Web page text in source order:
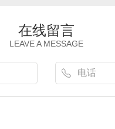
在线留言
LEAVE A MESSAGE